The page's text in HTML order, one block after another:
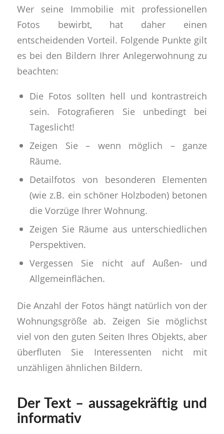
Wer seine Immobilie mit professionellen
Fotos bewirbt, hat daher einen
entscheidenden Vorteil. Folgende Punkte gilt
es bei den Bildern Ihrer Anlegerwohnung zu
beachten:
Die Fotos sollten hell und kontrastreich
sein. Fotografieren Sie unbedingt bei
Tageslicht!
Zeigen Sie – wenn möglich – ganze
Räume.
Detailfotos von besonderen Elementen
(wie z.B. ein schöner Holzboden) betonen
die Vorzüge Ihrer Wohnung.
Zeigen Sie Räume aus unterschiedlichen
Perspektiven.
Vergessen Sie nicht auf Außen- und
Allgemeinflächen.
Die Anzahl der Fotos hängt natürlich von der
Wohnungsgröße ab. Zeigen Sie möglichst
viel von den guten Seiten Ihres Objekts, aber
überfluten Sie Interessenten nicht mit
unzähligen ähnlichen Bildern.
Der Text – aussagekräftig und
informativ